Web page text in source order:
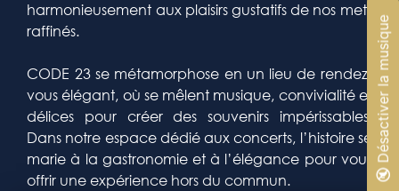
harmonieusement aux plaisirs gustatifs de nos mets
raffinés.
CODE 23 se métamorphose en un lieu de rendez-
vous élégant, où se mêlent musique, convivialité et
délices pour créer des souvenirs impérissables.
Dans notre espace dédié aux concerts, l’histoire se
marie à la gastronomie et à l’élégance pour vous
offrir une expérience hors du commun.
🔇 Désactiver la musique